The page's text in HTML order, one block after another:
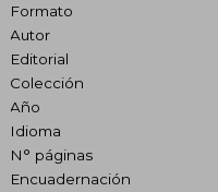
Formato
Autor
Editorial
Colección
Año
Idioma
N° páginas
Encuadernación